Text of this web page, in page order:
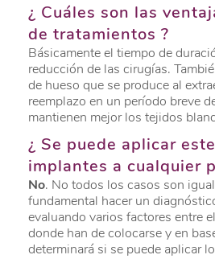
¿ Cuáles son las
de tratamientos ?
Básicamente el tiempo de
reducción de las cirugías.
de hueso que se produce al
reemplazo en un período breve
mantienen mejor los tejidos
¿ Se puede aplicar
implantes a cualquier
No. No todos los casos son
fundamental hacer un
evaluando varios factores entre
donde han de colocarse y en
determinará si se puede aplicar